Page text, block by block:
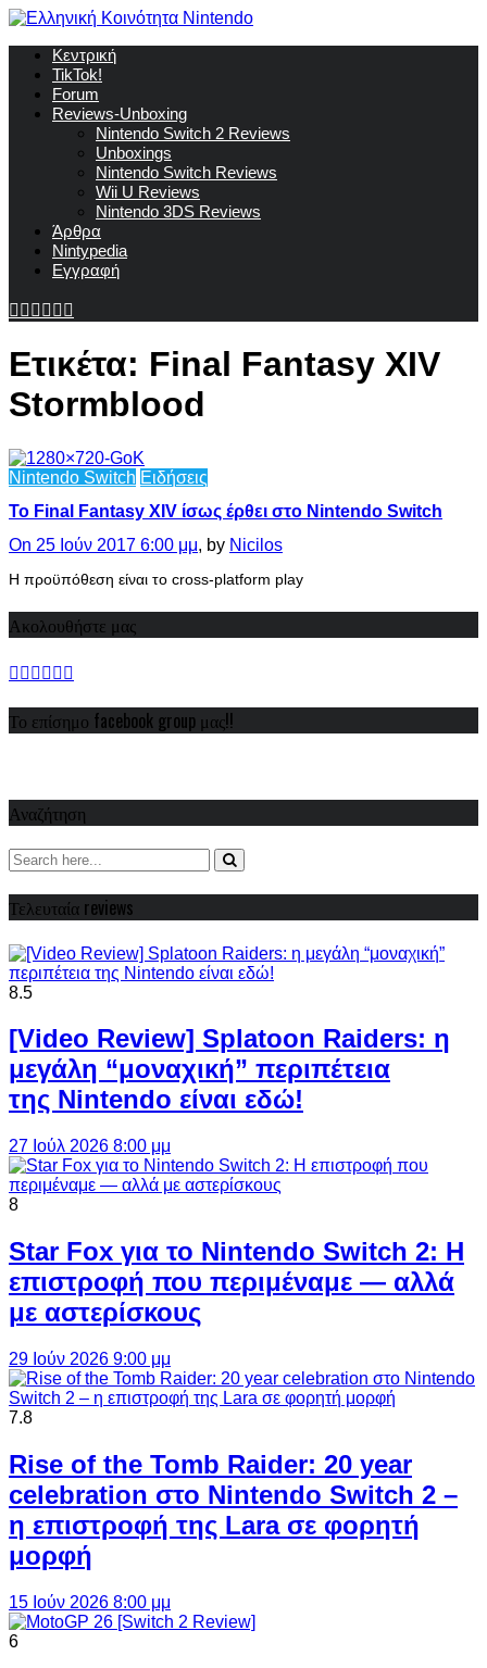
Κεντρική
TikTok!
Forum
Reviews-Unboxing
Nintendo Switch 2 Reviews
Unboxings
Nintendo Switch Reviews
Wii U Reviews
Nintendo 3DS Reviews
Άρθρα
Nintypedia
Εγγραφή
Ετικέτα: Final Fantasy XIV
Stormblood
Nintendo Switch Ειδήσεις
Το Final Fantasy XIV ίσως έρθει στο Nintendo Switch
On 25 Ιούν 2017 6:00 μμ, by Nicilos
Η προϋπόθεση είναι το cross-platform play
Ακολουθήστε μας
Το επίσημο facebook group μας!!
Αναζήτηση
Τελευταία reviews
8.5
[Video Review] Splatoon Raiders: η
μεγάλη “μοναχική” περιπέτεια
της Nintendo είναι εδώ!
27 Ιούλ 2026 8:00 μμ
8
Star Fox για το Nintendo Switch 2: Η
επιστροφή που περιμέναμε — αλλά
με αστερίσκους
29 Ιούν 2026 9:00 μμ
7.8
Rise of the Tomb Raider: 20 year
celebration στο Nintendo Switch 2 –
η επιστροφή της Lara σε φορητή
μορφή
15 Ιούν 2026 8:00 μμ
6